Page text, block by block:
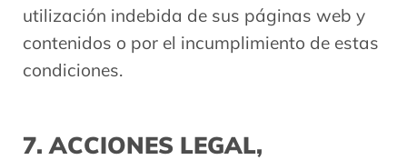
utilización indebida de sus páginas web y
contenidos o por el incumplimiento de estas
condiciones.
7. ACCIONES LEGAL,